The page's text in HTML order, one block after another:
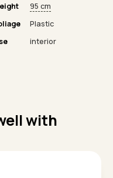
95 cm
Plastic
interior
with